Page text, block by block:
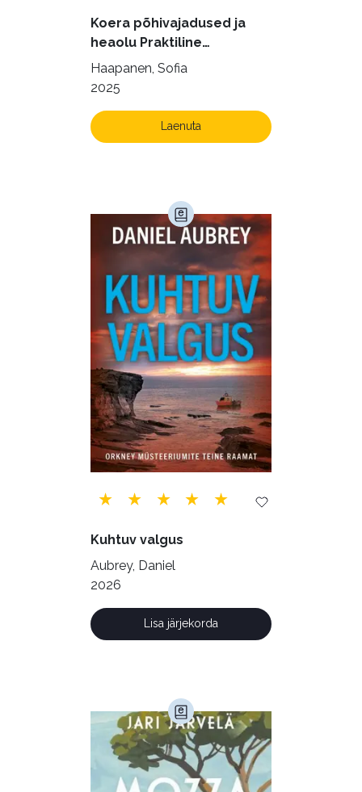
Krimi ja põnevik (1283)
Kultuur ja teadus (45)
Kunst ja looming (86)
Laste- ja noortekirjandus (580)
Maamajandus (24)
Majandus (34)
Perioodika (15)
Psühholoogia (184)
Rahandus (47)
Religioon (107)
Siseturvalisus (34)
Sport (52)
Tehnika (6)
Telekommunikatsioon (9)
Tervis (147)
Transport (8)
Ulme ja fantaasia (244)
Vabakasutus (423)
Õigus (22)
Koera põhivajadused ja
heaolu Praktiline
käsiraamat sujuvaks ja
rahuldust pakkuvaks
Haapanen, Sofia
2025
Laenuta
Kuhtuv valgus
Aubrey, Daniel
2026
Lisa järjekorda